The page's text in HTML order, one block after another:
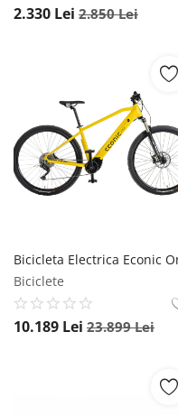
2.330 Lei 2.850Lei
Biciclete
10.189 Lei 23.899Lei